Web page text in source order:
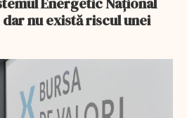
nu există riscul unei